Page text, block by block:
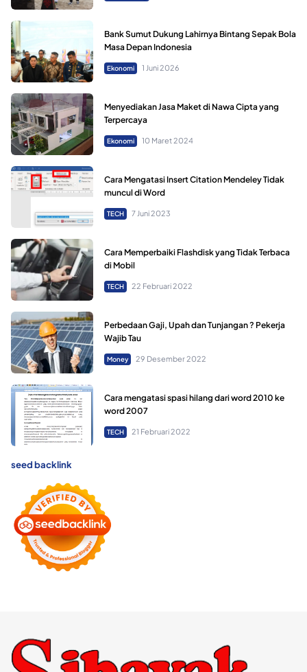
Bank Sumut Dukung Lahirnya Bintang Sepak Bola
Masa Depan Indonesia
Ekonomi 1 Juni 2026
Menyediakan Jasa Maket di Nawa Cipta yang
Terpercaya
Ekonomi 10 Maret 2024
Cara Mengatasi Insert Citation Mendeley Tidak
muncul di Word
TECH 7 Juni 2023
Cara Memperbaiki Flashdisk yang Tidak Terbaca
di Mobil
TECH 22 Februari 2022
Perbedaan Gaji, Upah dan Tunjangan ? Pekerja
Wajib Tau
Money 29 Desember 2022
Cara mengatasi spasi hilang dari word 2010 ke
word 2007
TECH 21 Februari 2022
seed backlink